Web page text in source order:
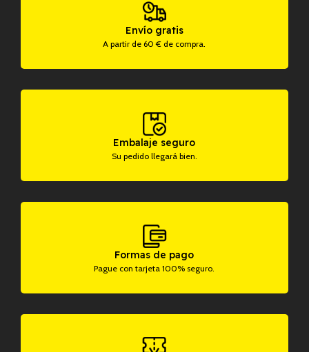
Envío gratis
A partir de 60 € de compra.
Embalaje seguro
Su pedido llegará bien.
Formas de pago
Pague con tarjeta 100% seguro.